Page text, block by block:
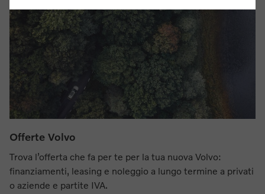
Offerte Volvo
Trova l’offerta che fa per te per la tua nuova Volvo:
finanziamenti, leasing e noleggio a lungo termine a privati
o aziende e partite IVA.